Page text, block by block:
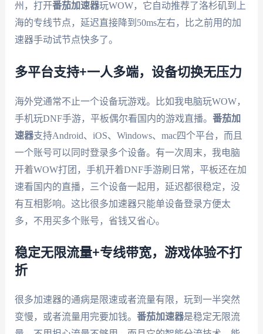
州，打开番茄加速器玩WOW，它自动推荐了洛杉矶到上
海的专线节点，延迟直接降到50ms左右，比之前用的加
速器手动试节点快多了。
多平台支持+一人多端，设备切换无压力
海外党通常不止一个设备玩游戏。比如我电脑玩WOW，
手机玩DNF手游，平板偶尔看国内的游戏直播。 番茄加
速器支持Android、iOS、Windows、mac四个平台，而且
一个账号可以同时登录多个设备。有一次周末，我电脑
开着WOW打团，手机开着DNF手游刷日常，平板还在加
速看国内的直播，三个设备一起用，延迟都很稳定，没
有互相影响。这比很多加速器只能单设备登录方便太
多，不用买多个账号，省钱又省心。
稳定无限流量+专线带宽，游戏体验不打
折
很多加速器的通病是限速或者流量有限，玩到一半突然
变慢，或者流量用完要加钱。 番茄加速器是稳定无限流